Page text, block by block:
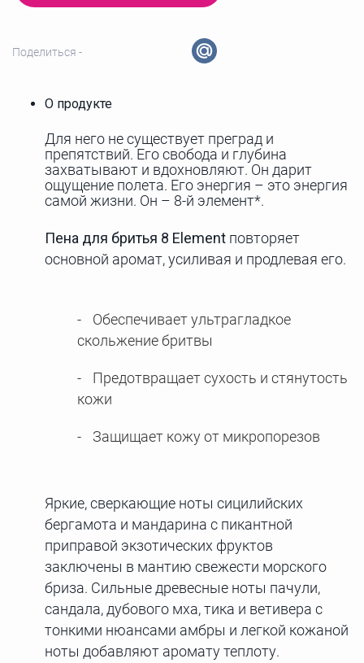
Поделиться -
О продукте
Для него не существует преград и
препятствий. Его свобода и глубина
захватывают и вдохновляют. Он дарит
ощущение полета. Его энергия – это энергия
самой жизни. Он – 8-й элемент*.
Пена для бритья 8 Element повторяет
основной аромат, усиливая и продлевая его.
Обеспечивает ультрагладкое
скольжение бритвы
Предотвращает сухость и стянутость
кожи
Защищает кожу от микропорезов
Яркие, сверкающие ноты сицилийских
бергамота и мандарина с пикантной
приправой экзотических фруктов
заключены в мантию свежести морского
бриза. Сильные древесные ноты пачули,
сандала, дубового мха, тика и ветивера с
тонкими нюансами амбры и легкой кожаной
ноты добавляют аромату теплоту.